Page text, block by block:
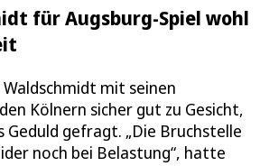
für Augsburg-Spiel wohl
mit seinen
Kölnern sicher gut zu Gesicht,
Geduld gefragt. „Die Bruchstelle
noch bei Belastung“, hatte